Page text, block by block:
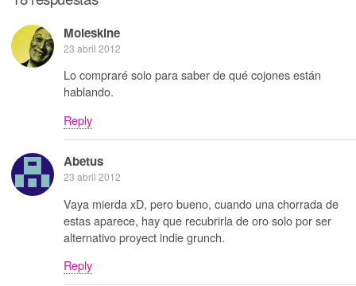
Moleskine
23 abril 2012
Lo compraré solo para saber de qué cojones están
hablando.
Reply
Abetus
23 abril 2012
Vaya mierda xD, pero bueno, cuando una chorrada de
estas aparece, hay que recubrirla de oro solo por ser
alternativo proyect indie grunch.
Reply